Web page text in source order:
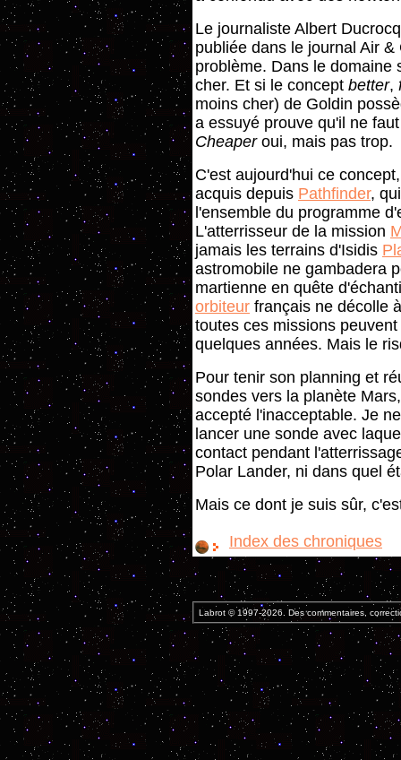
Le journaliste Albert
publiée dans le journal Air
problème. Dans le domaine
cher. Et si le concept better,
moins cher) de Goldin
a essuyé prouve qu'il ne
Cheaperoui, mais pas trop.
C'est aujourd'hui ce
acquis depuis Pathfinder,
l'ensemble du programme
L'atterrisseur de la mission
jamais les terrains d'Isidis
astromobile ne gambadera
martienne en quête
orbiteur français ne décolle
toutes ces missions
quelques années. Mais le
Pour tenir son planning et
sondes vers la planète
accepté l'inacceptable. Je
lancer une sonde avec
contact pendant
Polar Lander, ni dans quel
Mais ce dont je suis sûr,
Index des chroniques
Labrot © 1997-2026. Des commentaires,